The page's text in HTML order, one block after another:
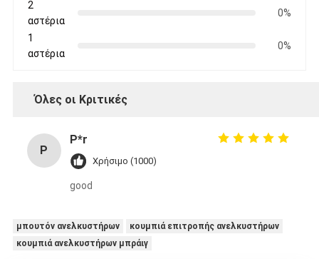
2
αστέρια
0%
1
αστέρια
0%
Όλες οι Κριτικές
P
P*r
Χρήσιμο (1000)
good
μπουτόν ανελκυστήρων
κουμπιά επιτροπής ανελκυστήρων
κουμπιά ανελκυστήρων μπράιγ